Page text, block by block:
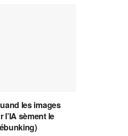
les images
l’IA sèment le